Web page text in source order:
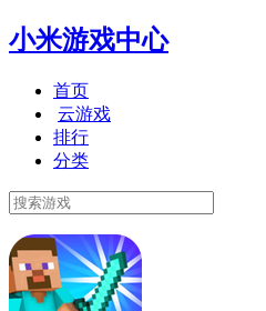
小米游戏中心
首页
云游戏
排行
分类